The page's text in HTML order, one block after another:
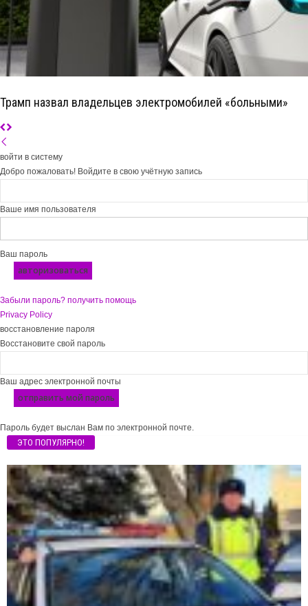
Трамп назвал владельцев электромобилей «больными»
войти в систему
Добро пожаловать! Войдите в свою учётную запись
Ваше имя пользователя
Ваш пароль
Забыли пароль? получить помощь
Privacy Policy
восстановление пароля
Восстановите свой пароль
Ваш адрес электронной почты
Пароль будет выслан Вам по электронной почте.
ЭТО ПОПУЛЯРНО!